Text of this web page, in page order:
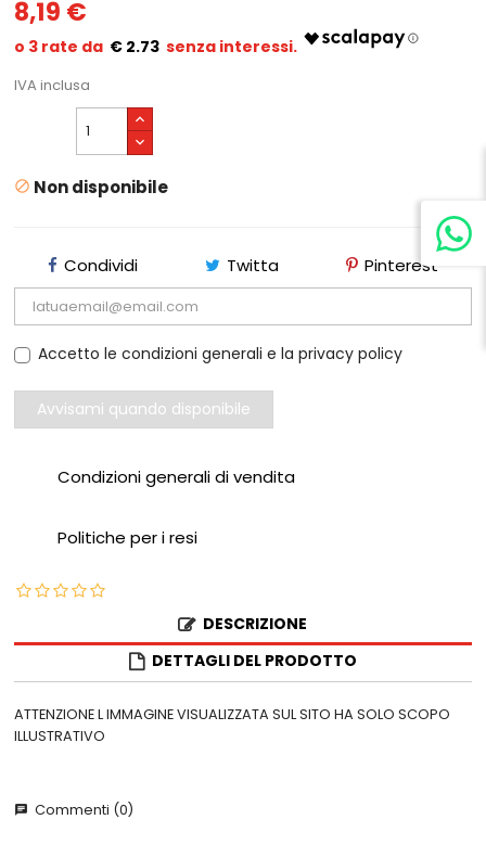
8,19 €
€ 2.73
IVA inclusa
 Non disponibile
Condividi Twitta Pinterest
Accetto le condizioni generali e la privacy policy
Avvisami quando disponibile
Condizioni generali di vendita
Politiche per i resi
DESCRIZIONE
DETTAGLI DEL PRODOTTO
ATTENZIONE L IMMAGINE VISUALIZZATA SUL SITO HA SOLO SCOPO
ILLUSTRATIVO
chat Commenti (0)